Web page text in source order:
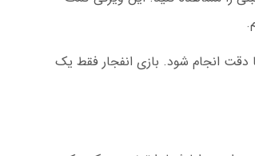
دقت انجام شود. بازی انفجار فقط یک